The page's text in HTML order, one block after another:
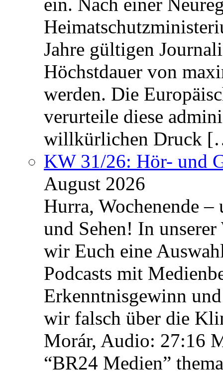
Jahre gültigen
Höchstdauer von
werden. Die
verurteile diese
willkürlichen Druck
KW 31/26: Hör- und
August 2026
Hurra, Wochenende
und Sehen! In unserer
wir Euch eine
Podcasts mit
Erkenntnisgewinn
wir falsch über die
Morár, Audio: 27:16
“BR24 Medien”